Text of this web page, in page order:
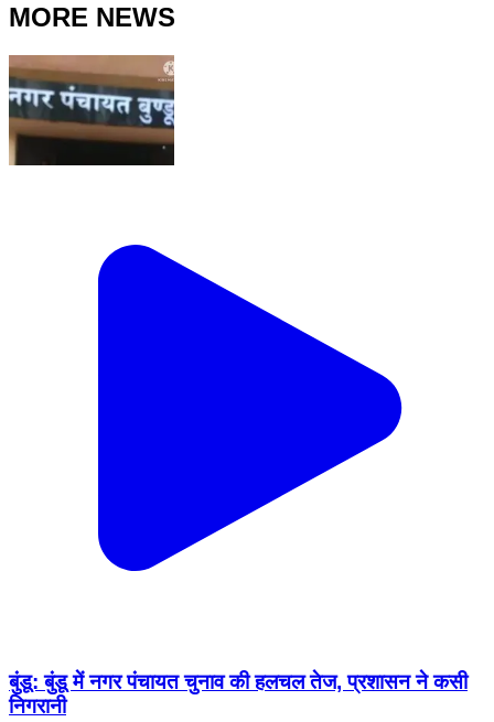
MORE NEWS
बुंडू: बुंडू में नगर पंचायत चुनाव की हलचल तेज, प्रशासन ने कसी
निगरानी